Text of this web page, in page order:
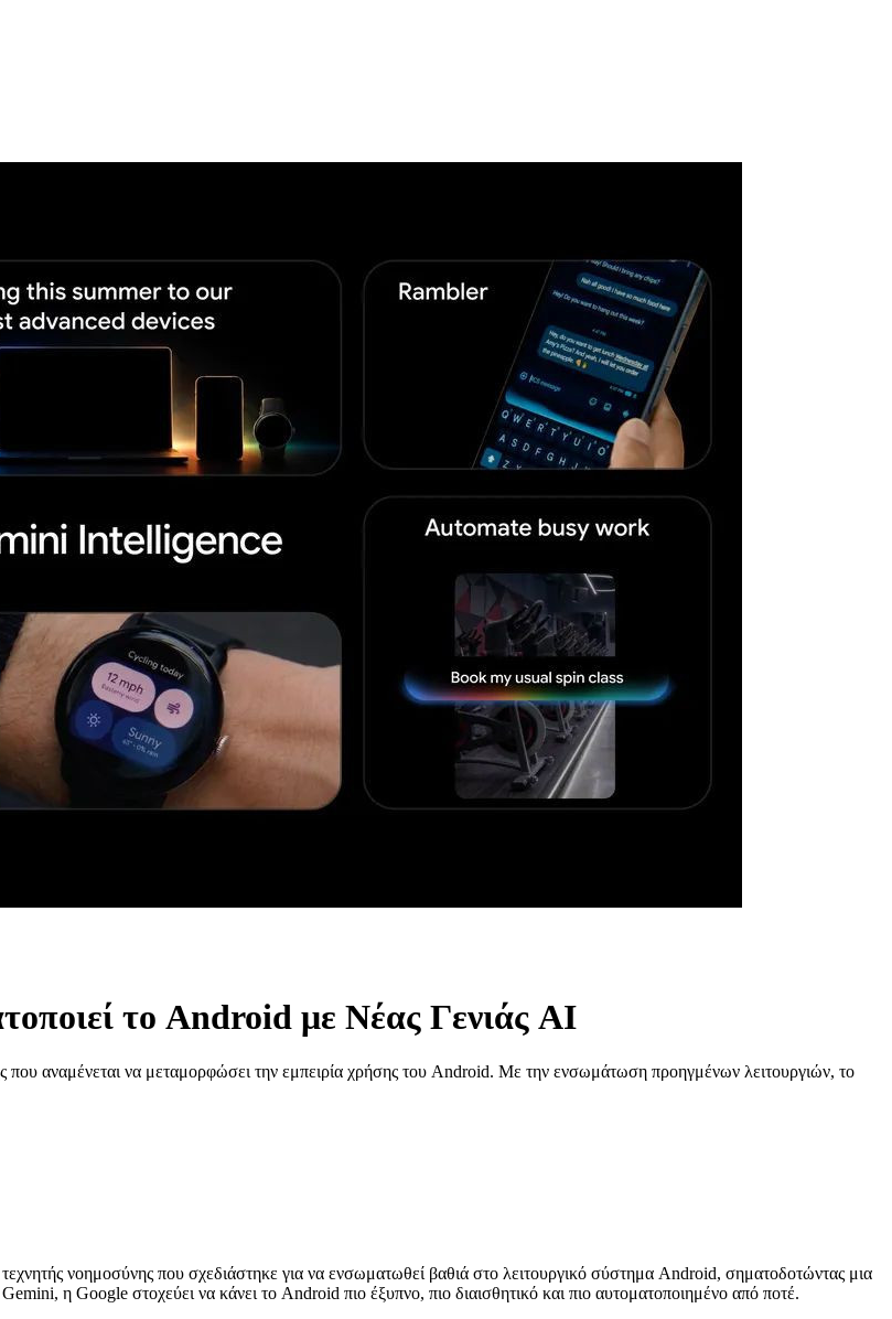
το Android με Νέας Γενιάς AI
αναμένεται να μεταμορφώσει την εμπειρία χρήσης του Android. Με την ενσωμάτωση προηγμένων λειτουργιών, το
νοημοσύνης που σχεδιάστηκε για να ενσωματωθεί βαθιά στο λειτουργικό σύστημα Android, σηματοδοτώντας μια
η Google στοχεύει να κάνει το Android πιο έξυπνο, πιο διαισθητικό και πιο αυτοματοποιημένο από ποτέ.